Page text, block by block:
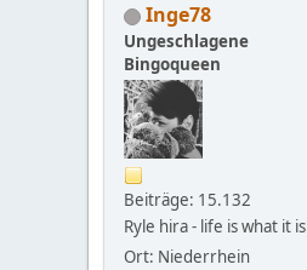
Inge78
Ungeschlagene
Bingoqueen
Beiträge: 15.132
Ryle hira - life is what it is
Ort: Niederrhein